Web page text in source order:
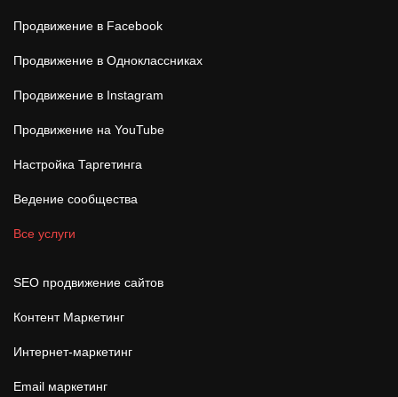
Продвижение в Facebook
Продвижение в Одноклассниках
Продвижение в Instagram
Продвижение на YouTube
Настройка Таргетинга
Ведение сообщества
Все услуги
SEO продвижение сайтов
Контент Маркетинг
Интернет-маркетинг
Email маркетинг